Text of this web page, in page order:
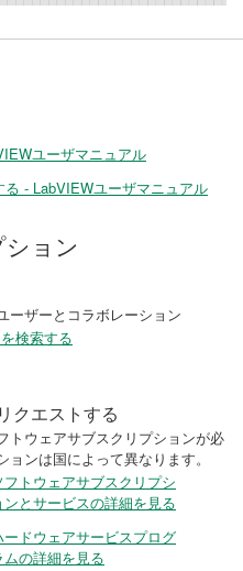
ユーザマニュアル
- LabVIEWユーザマニュアル
ョン
ーザーとコラボレーション
検索する
クエストする
トウェアサブスクリプションが必
ンは国によって異なります。
フトウェアサブスクリプシ
ンとサービスの詳細を見る
ードウェアサービスプログ
ムの詳細を見る